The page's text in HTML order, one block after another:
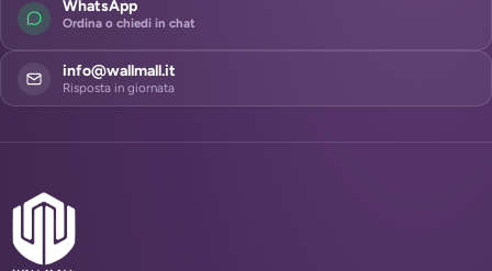
WhatsApp
Ordina o chiedi in chat
info@wallmall.it
Risposta in giornata